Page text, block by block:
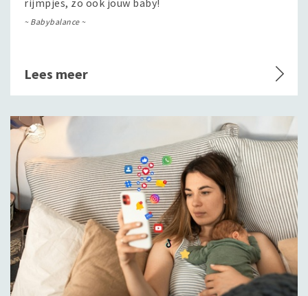
rijmpjes, zo ook jouw baby!
~ Babybalance ~
Lees meer